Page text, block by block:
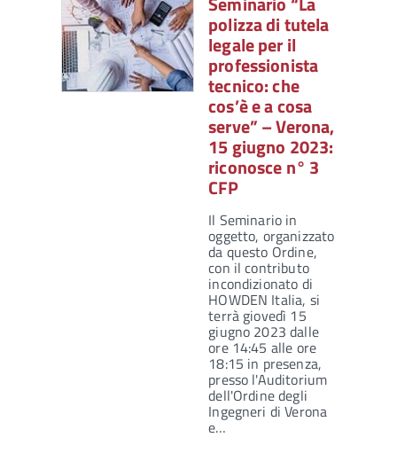
polizza di tutela
legale per il
professionista
tecnico: che
cos’è e a cosa
serve” – Verona,
15 giugno 2023:
riconosce n° 3
CFP
Il Seminario in
oggetto, organizzato
da questo Ordine,
con il contributo
incondizionato di
HOWDEN Italia, si
terrà giovedì 15
giugno 2023 dalle
ore 14:45 alle ore
18:15 in presenza,
presso l'Auditorium
dell'Ordine degli
Ingegneri di Verona
e…